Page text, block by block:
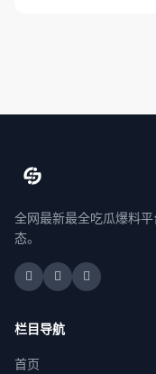
全网最新最全吃瓜爆料
态。
栏目导航
首页